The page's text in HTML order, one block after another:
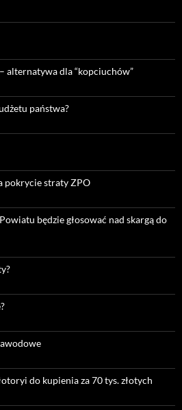
alternatywa dla “kopciuchów”
państwa?
pokrycie straty ZPO
będzie głosować nad skargą do
do kupienia za 70 tys. złotych